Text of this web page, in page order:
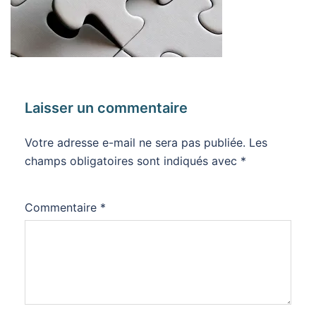
Laisser un commentaire
Votre adresse e-mail ne sera pas publiée. Les
champs obligatoires sont indiqués avec *
Commentaire *